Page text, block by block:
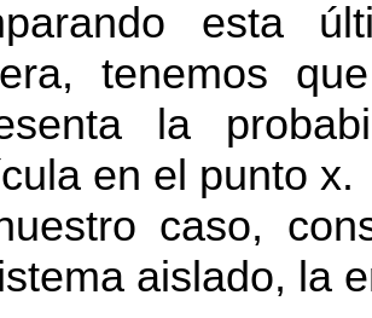
esta
tenemos
la
en el punto x.
caso,
aislado, la